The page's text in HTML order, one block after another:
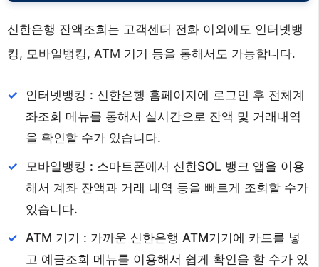
신한은행 잔액조회는 고객센터 전화 이외에도 인터넷뱅
킹, 모바일뱅킹, ATM 기기 등을 통해서도 가능합니다.
인터넷뱅킹 : 신한은행 홈페이지에 로그인 후 전체계
좌조회 메뉴를 통해서 실시간으로 잔액 및 거래내역
을 확인할 수가 있습니다.
모바일뱅킹 : 스마트폰에서 신한SOL 뱅크 앱을 이용
해서 계좌 잔액과 거래 내역 등을 빠르게 조회할 수가
있습니다.
ATM 기기 : 가까운 신한은행 ATM기기에 카드를 넣
고 예금조회 메뉴를 이용해서 쉽게 확인을 할 수가 있